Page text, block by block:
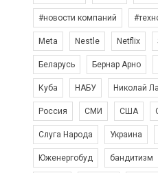
#новости компаний
Meta Nestle Netflix
Беларусь Бернар Арно
Куба НАБУ Николай
Россия СМИ США
Слуга Народа Украина
Юженергобуд бандитизм